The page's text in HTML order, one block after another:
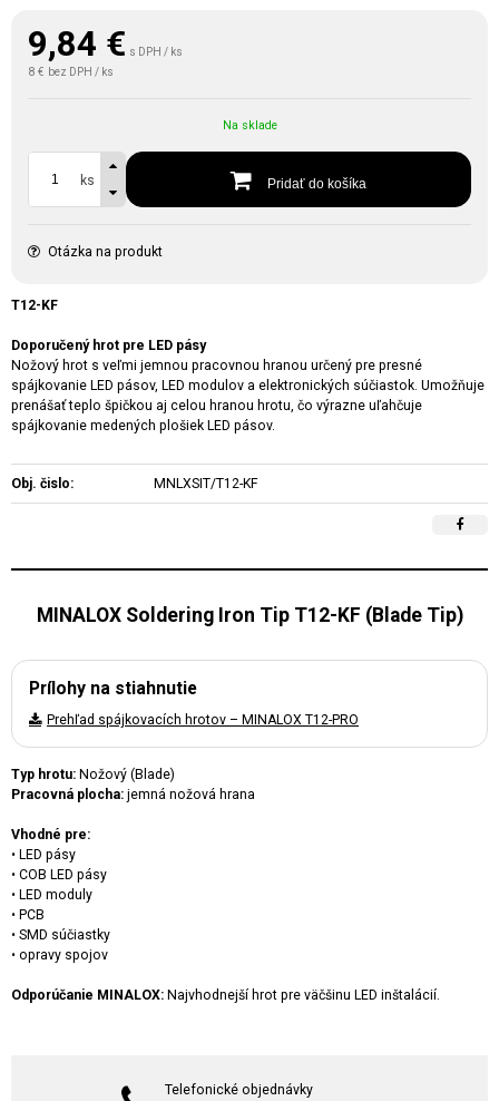
9,84 € s DPH / ks
8 € bez DPH / ks
Na sklade
ks Pridať do košíka
Otázka na produkt
T12-KF
Doporučený hrot pre LED pásy
Nožový hrot s veľmi jemnou pracovnou hranou určený pre presné
spájkovanie LED pásov, LED modulov a elektronických súčiastok. Umožňuje
prenášať teplo špičkou aj celou hranou hrotu, čo výrazne uľahčuje
spájkovanie medených plošiek LED pásov.
Obj. čislo: MNLXSIT/T12-KF
MINALOX Soldering Iron Tip T12-KF (Blade Tip)
Prílohy na stiahnutie
Prehľad spájkovacích hrotov – MINALOX T12-PRO
Typ hrotu: Nožový (Blade)
Pracovná plocha: jemná nožová hrana
Vhodné pre:
• LED pásy
• COB LED pásy
• LED moduly
• PCB
• SMD súčiastky
• opravy spojov
Odporúčanie MINALOX: Najvhodnejší hrot pre väčšinu LED inštalácií.
Telefonické objednávky